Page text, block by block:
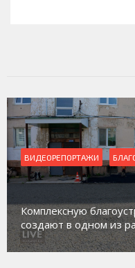
ВИДЕОРЕПОРТАЖИ
Магадан
работе с
социального риска